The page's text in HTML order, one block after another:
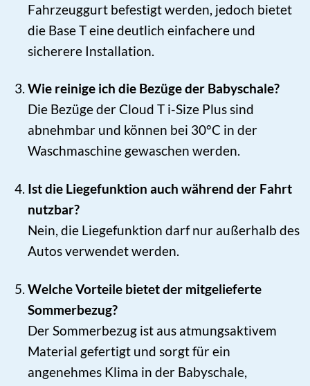
Fahrzeuggurt befestigt werden, jedoch bietet
die Base T eine deutlich einfachere und
sicherere Installation.
Wie reinige ich die Bezüge der Babyschale?
Die Bezüge der Cloud T i-Size Plus sind
abnehmbar und können bei 30°C in der
Waschmaschine gewaschen werden.
Ist die Liegefunktion auch während der Fahrt
nutzbar?
Nein, die Liegefunktion darf nur außerhalb des
Autos verwendet werden.
Welche Vorteile bietet der mitgelieferte
Sommerbezug?
Der Sommerbezug ist aus atmungsaktivem
Material gefertigt und sorgt für ein
angenehmes Klima in der Babyschale,